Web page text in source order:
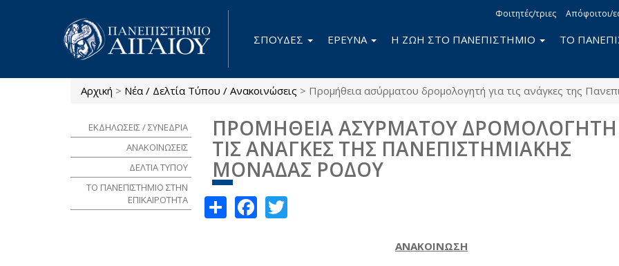
Φοιτητές/τριες Απόφοιτοι/
ΣΠΟΥΔΕΣ ΕΡΕΥΝΑ Η ΖΩΗ ΣΤΟ ΠΑΝΕΠΙΣΤΗΜΙΟ ΤΟ
Είστε εδώ
Αρχική > Νέα / Δελτία Τύπου / Ανακοινώσεις > Προμήθεια ασύρματου δρομολογητή για τις ανάγκες της
ΠΡΟΜΗΘΕΙΑ ΑΣΥΡΜΑΤΟΥ ΔΡΟΜΟΛΟΓΗΤΗ
ΤΙΣ ΑΝΑΓΚΕΣ ΤΗΣ ΠΑΝΕΠΙΣΤΗΜΙΑΚΗΣ
ΜΟΝΑΔΑΣ ΡΟΔΟΥ
ShareFacebook
ΑΝΑΚΟΙΝΩΣΗ
ΕΚΔΗΛΩΣΕΙΣ / ΣΥΝΕΔΡΙΑ
ΑΝΑΚΟΙΝΩΣΕΙΣ
ΔΕΛΤΙΑ ΤΥΠΟΥ
ΤΟ ΠΑΝΕΠΙΣΤΗΜΙΟ ΣΤΗΝ
ΕΠΙΚΑΙΡΟΤΗΤΑ